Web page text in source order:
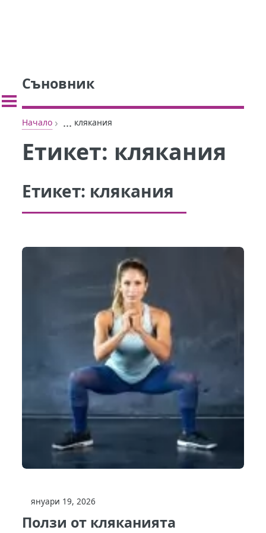
Съновник
Начало › ... клякания
Етикет: клякания
Етикет: клякания
януари 19, 2026
Ползи от кляканията